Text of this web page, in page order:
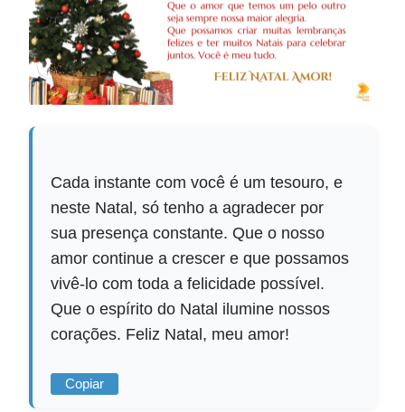
Cada instante com você é um tesouro, e
neste Natal, só tenho a agradecer por
sua presença constante. Que o nosso
amor continue a crescer e que possamos
vivê-lo com toda a felicidade possível.
Que o espírito do Natal ilumine nossos
corações. Feliz Natal, meu amor!
Copiar